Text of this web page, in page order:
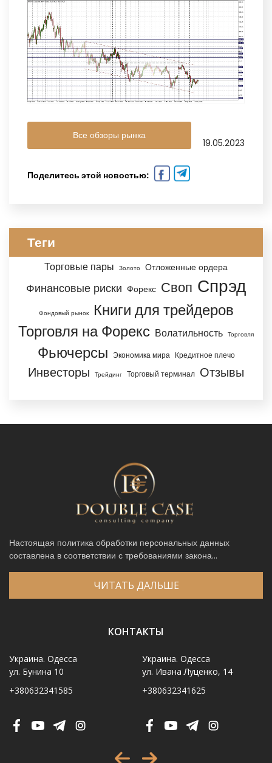
Все обзоры рынка
19.05.2023
Поделитесь этой новостью:
Теги
Торговые пары Золото Отложенные ордера
Финансовые риски Форекс Своп Спрэд
Фондовый рынок
Книги для трейдеров
Торговля на Форекс Волатильность Торговля
Фьючерсы Экономика мира Кредитное плечо
Инвесторы Трейдинг Торговый терминал Отзывы
Настоящая политика обработки персональных данных
составлена в соответствии с требованиями закона...
ЧИТАТЬ ДАЛЬШЕ
КОНТАКТЫ
Украина. Одесса
ул. Бунина 10
+380632341585
Украина. Одесса
ул. Ивана Луценко, 14
+380632341625